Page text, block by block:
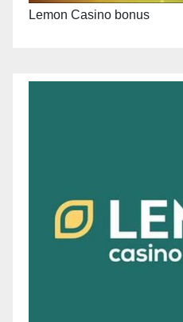
Lemon Casino bonus